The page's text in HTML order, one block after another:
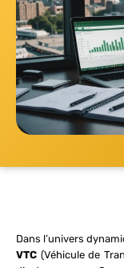
Dans l’univers
VTC (Véhicule de